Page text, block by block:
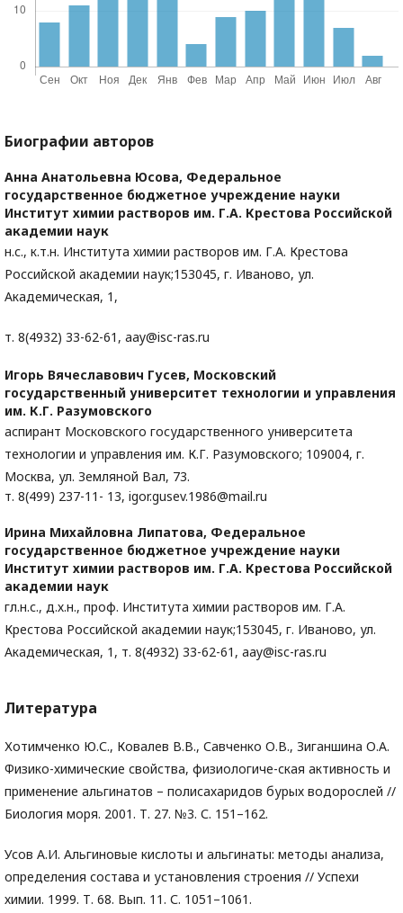
Биографии авторов
Анна Анатольевна Юсова, Федеральное
государственное бюджетное учреждение науки
Институт химии растворов им. Г.А. Крестова Российской
академии наук
н.с., к.т.н. Института химии растворов им. Г.А. Крестова
Российской академии наук;153045, г. Иваново, ул.
Академическая, 1,
т. 8(4932) 33-62-61, aay@isc-ras.ru
Игорь Вячеславович Гусев, Московский
государственный университет технологии и управления
им. К.Г. Разумовского
аспирант Московского государственного университета
технологии и управления им. К.Г. Разумовского; 109004, г.
Москва, ул. Земляной Вал, 73.
т. 8(499) 237-11- 13, igor.gusev.1986@mail.ru
Ирина Михайловна Липатова, Федеральное
государственное бюджетное учреждение науки
Институт химии растворов им. Г.А. Крестова Российской
академии наук
гл.н.с., д.х.н., проф. Института химии растворов им. Г.А.
Крестова Российской академии наук;153045, г. Иваново, ул.
Академическая, 1, т. 8(4932) 33-62-61, aay@isc-ras.ru
Литература
Хотимченко Ю.С., Ковалев В.В., Савченко О.В., Зиганшина О.А.
Физико-химические свойства, физиологиче-ская активность и
применение альгинатов – полисахаридов бурых водорослей //
Биология моря. 2001. Т. 27. №3. С. 151–162.
Усов А.И. Альгиновые кислоты и альгинаты: методы анализа,
определения состава и установления строения // Успехи
химии. 1999. Т. 68. Вып. 11. С. 1051–1061.